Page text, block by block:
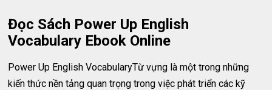
Đọc Sách Power Up English
Vocabulary Ebook Online
Power Up English VocabularyTừ vựng là một trong những
kiến thức nền tảng quan trọng trong việc phát triển các kỹ